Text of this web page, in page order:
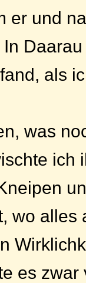
er und
als
was
ich
wo alles
es